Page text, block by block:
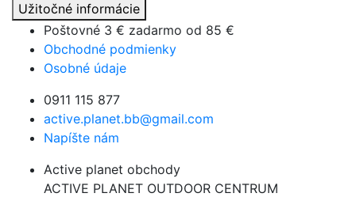
Užitočné informácie
Poštovné 3 € zadarmo od 85 €
Obchodné podmienky
Osobné údaje
0911 115 877
active.planet.bb@gmail.com
Napíšte nám
Active planet obchody
ACTIVE PLANET OUTDOOR CENTRUM